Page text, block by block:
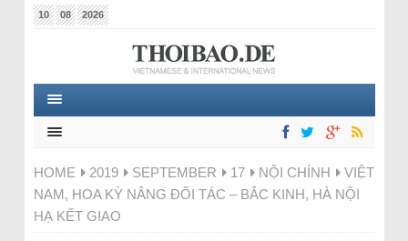
10 08 2026
HOME 2019 SEPTEMBER 17 NỘI CHÍNH
VIỆT
NAM, HOA KỲ NÂNG ĐỐI TÁC – BẮC KINH, HÀ NỘI
HẠ KẾT GIAO